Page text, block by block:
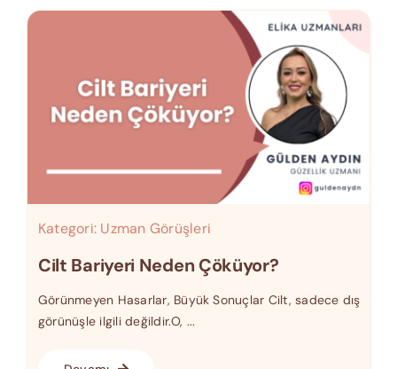
Kategori: Uzman Görüşleri
Cilt Bariyeri Neden Çöküyor?
Görünmeyen Hasarlar, Büyük Sonuçlar Cilt, sadece dış
görünüşle ilgili değildir.O, ...